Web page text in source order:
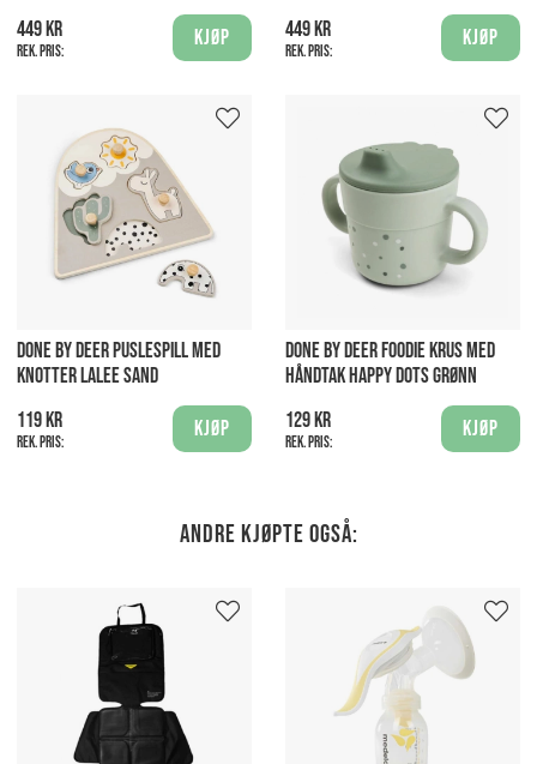
449 kr
Rek. pris:
Kjøp
449 kr
Rek. pris:
Kjøp
DONE BY DEER PUSLESPILL MED
KNOTTER LALEE SAND
119 kr
Rek. pris:
Kjøp
DONE BY DEER FOODIE KRUS MED
HÅNDTAK HAPPY DOTS GRØNN
129 kr
Rek. pris:
Kjøp
Andre kjøpte også: